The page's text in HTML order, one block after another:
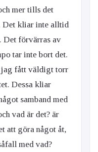
mer tills det
Det kliar inte alltid
Det förvärras av
tar inte bort det.
jag fått väldigt torr
Dessa kliar
samband med
vad är det? är
att göra något åt,
med vad?